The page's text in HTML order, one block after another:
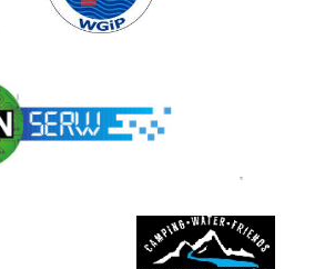
Polski Związek Kajakowy
3 korony